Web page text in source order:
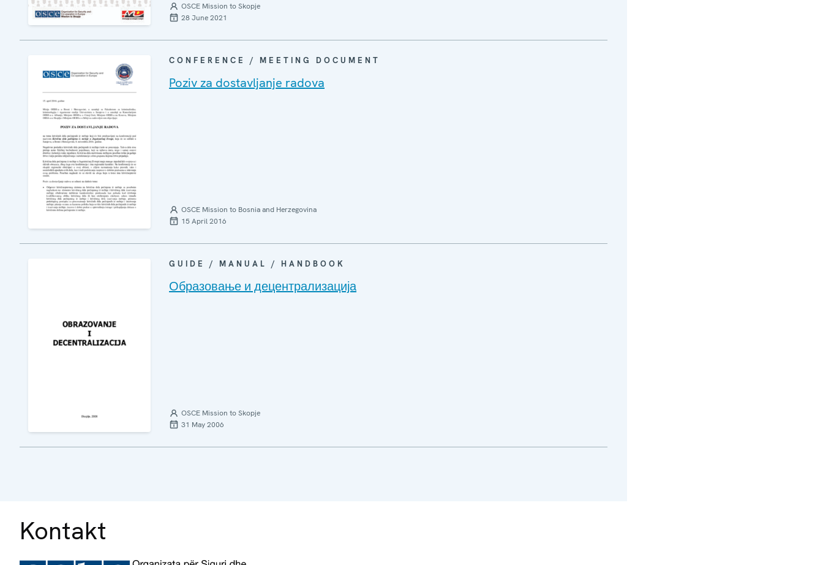
OSCE Mission to Skopje
28 June 2021
CONFERENCE / MEETING DOCUMENT
Poziv za dostavljanje radova
OSCE Mission to Bosnia and Herzegovina
15 April 2016
GUIDE / MANUAL / HANDBOOK
Образовање и децентрализација
OSCE Mission to Skopje
31 May 2006
Kontakt